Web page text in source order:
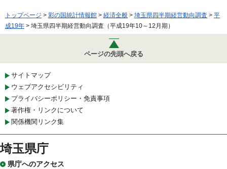
トップページ > 彩の国統計情報館 > 経済全般 > 埼玉県四半期経営動向調査 > 平
成19年 > 埼玉県四半期経営動向調査（平成19年10～12月期）
ページの先頭へ戻る
サイトマップ
ウェブアクセシビリティ
プライバシーポリシー・免責事項
著作権・リンクについて
関係機関リンク集
埼玉県庁
県庁へのアクセス